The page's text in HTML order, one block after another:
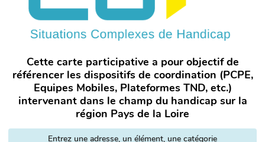
Cette carte participative a pour objectif de
référencer les dispositifs de coordination (PCPE,
Equipes Mobiles, Plateformes TND, etc.)
intervenant dans le champ du handicap sur la
région Pays de la Loire